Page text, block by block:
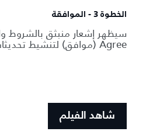
الخطوة 3 - الموافقة
سيظهر إشعار منبثق بالشروط
Agree (موافق) لتنشيط تحديثات البرامج.
شاهد الفيلم